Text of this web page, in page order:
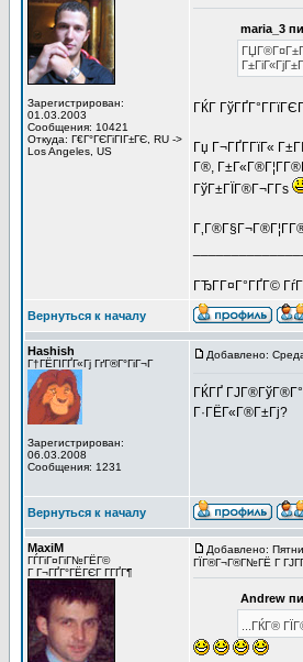
Зарегистрирован:
01.03.2003
Сообщения: 10421
Откуда: Г€Г°ГЄГіГІГ±ГЄ, RU ->
Los Angeles, US
maria_3
ГЌГ
Гџ Г¬ГҐГ­ГїГ«
Г®,
ГўГ±ГЇГ®Г¬Г­Гѕ
ГЂГ­Г¤Г°ГҐГ©
Вернуться к началу
Hashish
Г†ГЁГІГҐГ«Гј ГґГ®Г°ГіГ¬Г
Зарегистрирован:
06.03.2008
Сообщения: 1231
Добавлено:
ГЌГҐ
Г·ГЁГ«Г®Г±Гј?
Вернуться к началу
MaxiM
ГЃГіГ¤ГіГ№ГЁГ©
Г Г¬ГҐГ°ГЁГЄГ Г­ГҐГ¶
Добавлено:
ГЇГ®Г¬Г®Г№ГЁ Г
Andrew
...ГЌГ®